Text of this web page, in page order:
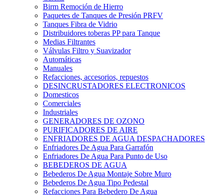
Birm Remoción de Hierro
Paquetes de Tanques de Presión PRFV
Tanques Fibra de Vidrio
Distribuidores toberas PP para Tanque
Medias Filtrantes
Válvulas Filtro y Suavizador
Automáticas
Manuales
Refacciones, accesorios, repuestos
DESINCRUSTADORES ELECTRONICOS
Domesticos
Comerciales
Industriales
GENERADORES DE OZONO
PURIFICADORES DE AIRE
ENFRIADORES DE AGUA DESPACHADORES
Enfriadores De Agua Para Garrafón
Enfriadores De Agua Para Punto de Uso
BEBEDEROS DE AGUA
Bebederos De Agua Montaje Sobre Muro
Bebederos De Agua Tipo Pedestal
Refacciones Para Bebedero De Agua